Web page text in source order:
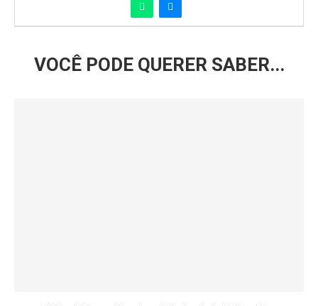
VOCÊ PODE QUERER SABER...